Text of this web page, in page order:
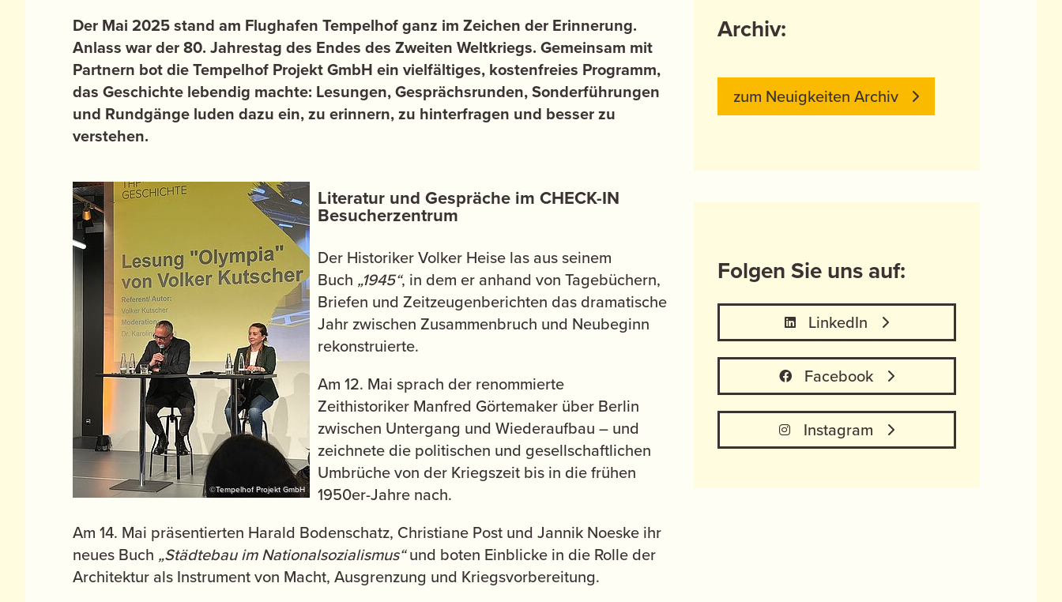
Der Mai 2025 stand am Flughafen Tempelhof ganz im Zeichen der Erinnerung.
Anlass war der 80. Jahrestag des Endes des Zweiten Weltkriegs. Gemeinsam mit
Partnern bot die Tempelhof Projekt GmbH ein vielfältiges, kostenfreies Programm,
das Geschichte lebendig machte: Lesungen, Gesprächsrunden, Sonderführungen
und Rundgänge luden dazu ein, zu erinnern, zu hinterfragen und besser zu
verstehen.
©Tempelhof Projekt GmbH
Literatur und Gespräche im CHECK-IN
Besucherzentrum
Der Historiker Volker Heise las aus seinem
Buch „1945“, in dem er anhand von Tagebüchern,
Briefen und Zeitzeugenberichten das dramatische
Jahr zwischen Zusammenbruch und Neubeginn
rekonstruierte.
Am 12. Mai sprach der renommierte
Zeithistoriker Manfred Görtemaker über Berlin
zwischen Untergang und Wiederaufbau – und
zeichnete die politischen und gesellschaftlichen
Umbrüche von der Kriegszeit bis in die frühen
1950er-Jahre nach.
Am 14. Mai präsentierten Harald Bodenschatz, Christiane Post und Jannik Noeske ihr
neues Buch „Städtebau im Nationalsozialismus“und boten Einblicke in die Rolle der
Architektur als Instrument von Macht, Ausgrenzung und Kriegsvorbereitung.
Archiv:
zum Neuigkeiten Archiv
Folgen Sie uns auf:
LinkedIn
Facebook
Instagram